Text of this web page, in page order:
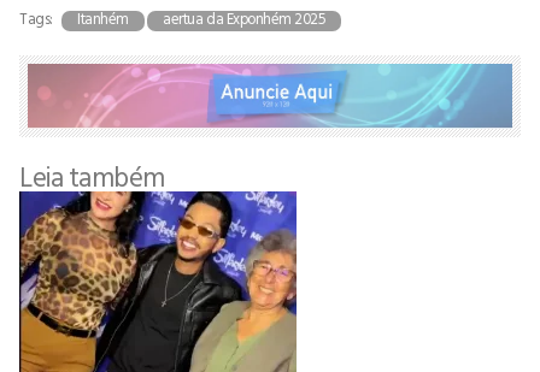
Tags:
Itanhém aertua da Exponhém 2025
Leia também